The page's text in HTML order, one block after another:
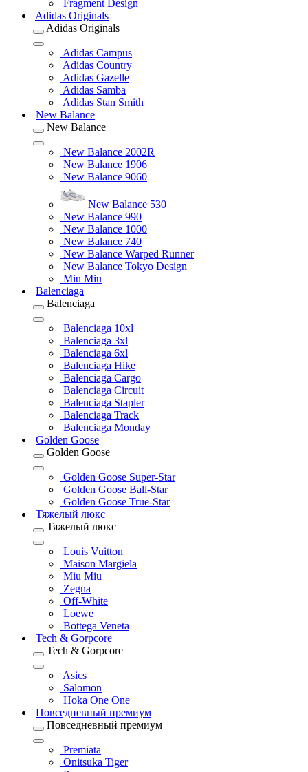
Fragment Design
Adidas Originals
Adidas Originals
Adidas Campus
Adidas Country
Adidas Gazelle
Adidas Samba
Adidas Stan Smith
New Balance
New Balance
New Balance 2002R
New Balance 1906
New Balance 9060
New Balance 530
New Balance 990
New Balance 1000
New Balance 740
New Balance Warped Runner
New Balance Tokyo Design
Miu Miu
Balenciaga
Balenciaga
Balenciaga 10xl
Balenciaga 3xl
Balenciaga 6xl
Balenciaga Hike
Balenciaga Cargo
Balenciaga Circuit
Balenciaga Stapler
Balenciaga Track
Balenciaga Monday
Golden Goose
Golden Goose
Golden Goose Super-Star
Golden Goose Ball-Star
Golden Goose True-Star
Тяжелый люкс
Тяжелый люкс
Louis Vuitton
Maison Margiela
Miu Miu
Zegna
Off-White
Loewe
Bottega Veneta
Tech & Gorpcore
Tech & Gorpcore
Asics
Salomon
Hoka One One
Повседневный премиум
Повседневный премиум
Premiata
Onitsuka Tiger